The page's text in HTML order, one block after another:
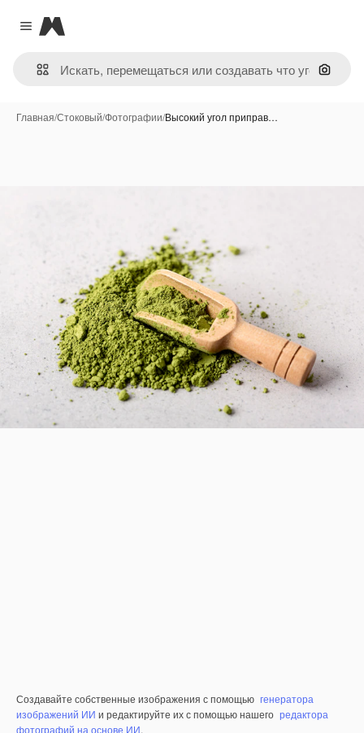
Close menu
Magnific
Поиск
Главная/Стоковый/Фотографии/Высокий угол приправ…
Создавайте собственные изображения с помощью генератора
изображений ИИ и редактируйте их с помощью нашего редактора
фотографий на основе ИИ.